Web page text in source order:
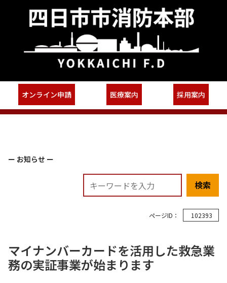
オンライン申請 医療案内 採用案内
ー お知らせ ー
検索
ページID： 102393
マイナンバーカードを活用した救急業
務の実証事業が始まります